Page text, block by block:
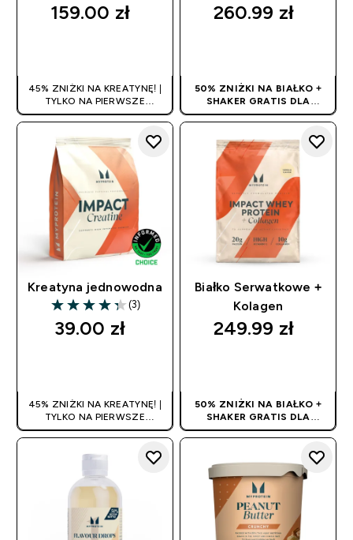
159.00 zł‎
45% ZNIŻKI NA KREATYNĘ! |
TYLKO NA PIERWSZE
ZAMÓWIENIE
260.99 zł‎
50% ZNIŻKI NA BIAŁKO +
SHAKER GRATIS DLA
NOWYCH KLIENTÓW! | KOD:
PROTEINPL
Kreatyna jednowodna
4.33 out of 5 stars
(3)
39.00 zł‎
45% ZNIŻKI NA KREATYNĘ! |
TYLKO NA PIERWSZE
ZAMÓWIENIE
Białko Serwatkowe +
Kolagen
249.99 zł‎
50% ZNIŻKI NA BIAŁKO +
SHAKER GRATIS DLA
NOWYCH KLIENTÓW! | KOD:
PROTEINPL